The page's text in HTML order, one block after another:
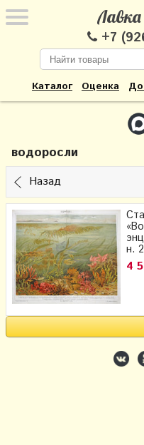
+7
Каталог Оценка
водоросли
Назад
н.
4